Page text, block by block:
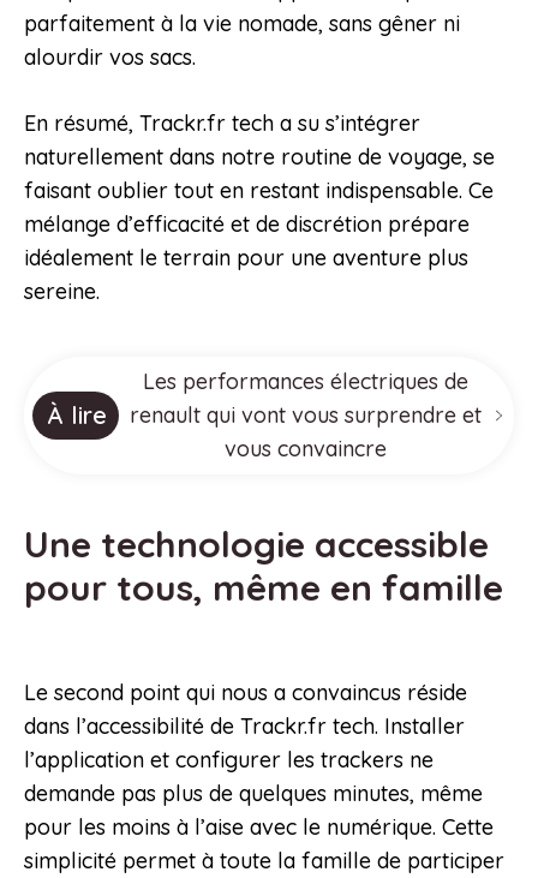
parfaitement à la vie nomade, sans gêner ni
alourdir vos sacs.
En résumé, Trackr.fr tech a su s’intégrer
naturellement dans notre routine de voyage, se
faisant oublier tout en restant indispensable. Ce
mélange d’efficacité et de discrétion prépare
idéalement le terrain pour une aventure plus
sereine.
À lire
Les performances électriques de
renault qui vont vous surprendre et
vous convaincre
Une technologie accessible
pour tous, même en famille
Le second point qui nous a convaincus réside
dans l’accessibilité de Trackr.fr tech. Installer
l’application et configurer les trackers ne
demande pas plus de quelques minutes, même
pour les moins à l’aise avec le numérique. Cette
simplicité permet à toute la famille de participer